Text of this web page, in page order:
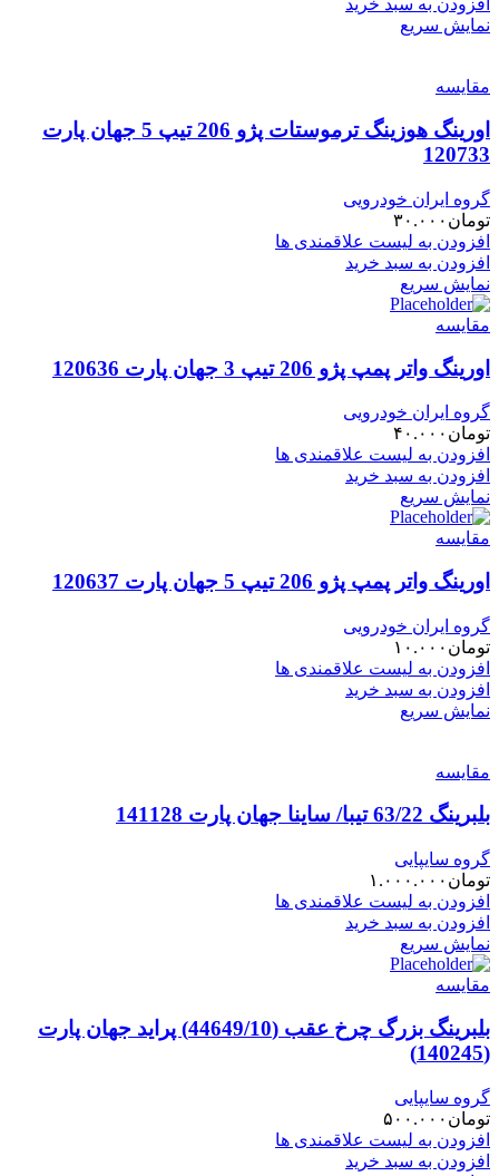
افزودن به سبد خرید
نمایش سریع
مقایسه
اورینگ هوزینگ ترموستات پژو 206 تیپ 5 جهان پارت
120733
گروه ایران خودرویی
تومان ۳۰.۰۰۰
افزودن به لیست علاقمندی ها
افزودن به سبد خرید
نمایش سریع
مقایسه
اورینگ واتر پمپ پژو 206 تیپ 3 جهان پارت 120636
گروه ایران خودرویی
تومان ۴۰.۰۰۰
افزودن به لیست علاقمندی ها
افزودن به سبد خرید
نمایش سریع
مقایسه
اورینگ واتر پمپ پژو 206 تیپ 5 جهان پارت 120637
گروه ایران خودرویی
تومان ۱۰.۰۰۰
افزودن به لیست علاقمندی ها
افزودن به سبد خرید
نمایش سریع
مقایسه
بلبرینگ 63/22 تیبا/ ساینا جهان پارت 141128
گروه سایپایی
تومان ۱.۰۰۰.۰۰۰
افزودن به لیست علاقمندی ها
افزودن به سبد خرید
نمایش سریع
مقایسه
بلبرینگ بزرگ چرخ عقب (44649/10) پراید جهان پارت
(140245)
گروه سایپایی
تومان ۵۰۰.۰۰۰
افزودن به لیست علاقمندی ها
افزودن به سبد خرید